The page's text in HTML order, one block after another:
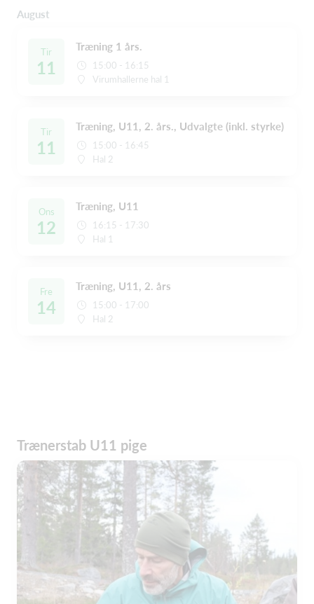
August
Tir
11
Træning 1 års.
15:00 - 16:15
Virumhallerne hal 1
Tir
11
Træning, U11, 2. års., Udvalgte (inkl. styrke)
15:00 - 16:45
Hal 2
Ons
12
Træning, U11
16:15 - 17:30
Hal 1
Fre
14
Træning, U11, 2. års
15:00 - 17:00
Hal 2
Trænerstab U11 pige